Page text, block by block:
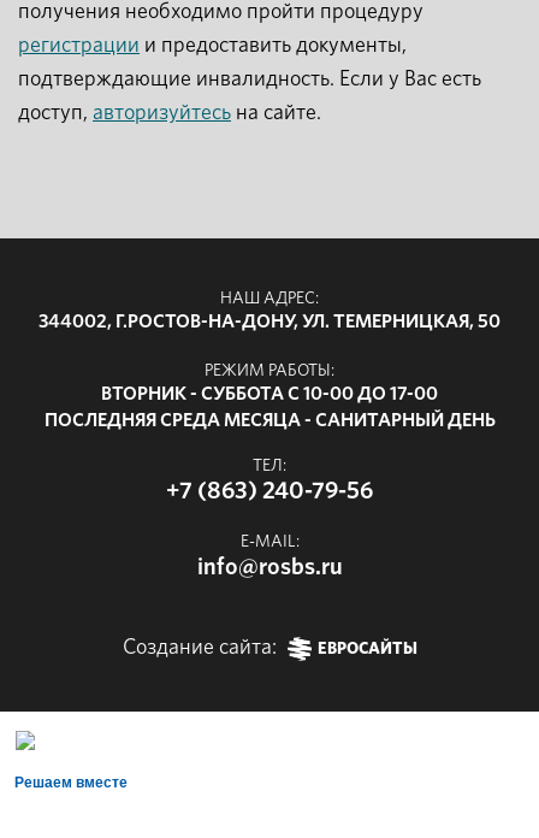
получения необходимо пройти процедуру
регистрации и предоставить документы,
подтверждающие инвалидность. Если у Вас есть
доступ, авторизуйтесь на сайте.
НАШ АДРЕС:
344002, Г.РОСТОВ-НА-ДОНУ, УЛ. ТЕМЕРНИЦКАЯ, 50
РЕЖИМ РАБОТЫ:
ВТОРНИК - СУББОТА С 10-00 ДО 17-00
ПОСЛЕДНЯЯ СРЕДА МЕСЯЦА - САНИТАРНЫЙ ДЕНЬ
ТЕЛ:
+7 (863) 240-79-56
E-MAIL:
info@rosbs.ru
Создание сайта: ЕВРОСАЙТЫ
Решаем вместе